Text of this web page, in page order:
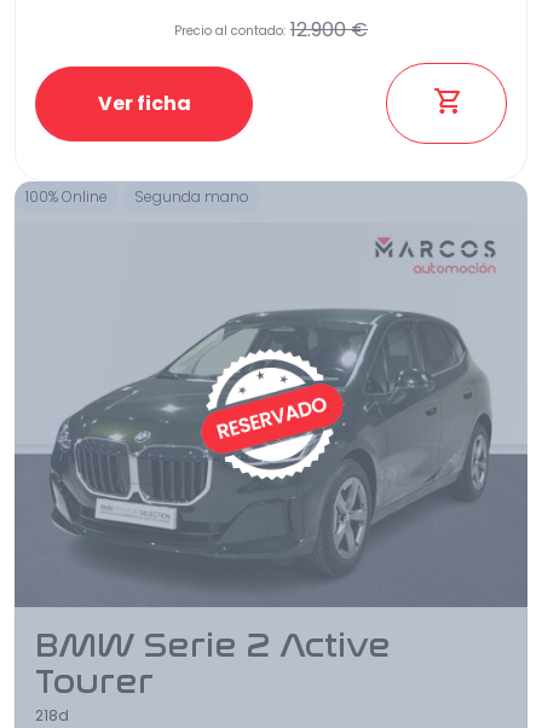
Precio al contado: 12.900 €
Ver ficha
100% Online Segunda mano
BMW Serie 2 Active
Tourer
218d